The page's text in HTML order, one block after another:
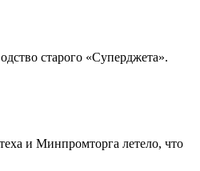
старого «Суперджета».
и Минпромторга летело, что